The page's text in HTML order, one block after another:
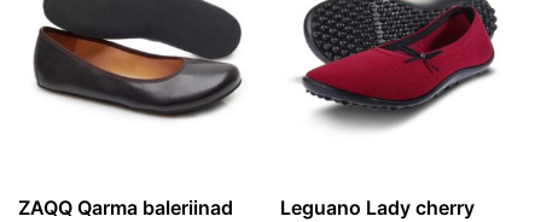
ZAQQ Qarma baleriinad Leguano Lady cherry